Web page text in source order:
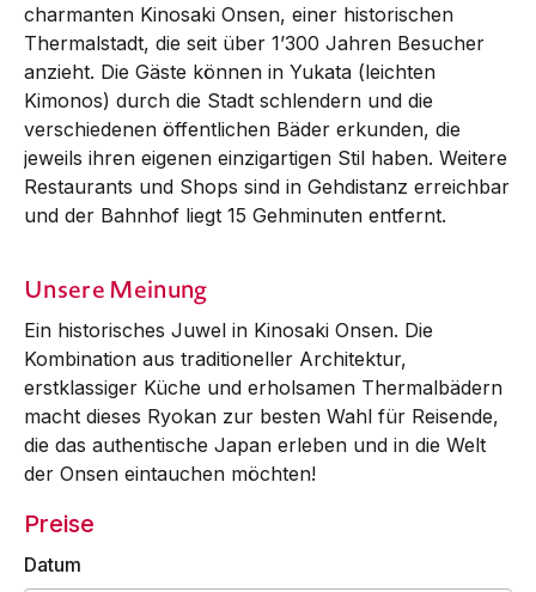
charmanten Kinosaki Onsen, einer historischen
Thermalstadt, die seit über 1’300 Jahren Besucher
anzieht. Die Gäste können in Yukata (leichten
Kimonos) durch die Stadt schlendern und die
verschiedenen öffentlichen Bäder erkunden, die
jeweils ihren eigenen einzigartigen Stil haben. Weitere
Restaurants und Shops sind in Gehdistanz erreichbar
und der Bahnhof liegt 15 Gehminuten entfernt.
Unsere Meinung
Ein historisches Juwel in Kinosaki Onsen. Die
Kombination aus traditioneller Architektur,
erstklassiger Küche und erholsamen Thermalbädern
macht dieses Ryokan zur besten Wahl für Reisende,
die das authentische Japan erleben und in die Welt
der Onsen eintauchen möchten!
Preise
Datum